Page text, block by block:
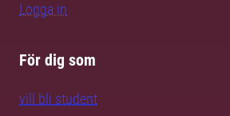
Logga in
För dig som
vill bli student